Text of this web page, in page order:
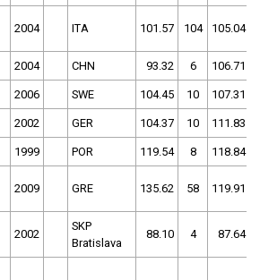
2004 ITA 101.57 104 105.04
2004 CHN 93.32 6 106.71
2006 SWE 104.45 10 107.31
2002 GER 104.37 10 111.83
1999 POR 119.54 8 118.84
2009 GRE 135.62 58 119.91
2002
SKP
Bratislava
88.10 4 87.64